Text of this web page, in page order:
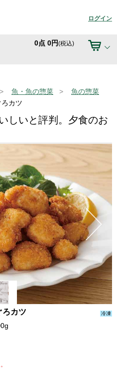
ログイン
0点 0円(税込)
魚・魚の惣菜
魚の惣菜
カツ
しいと評判。夕食のお
カツ 冷凍